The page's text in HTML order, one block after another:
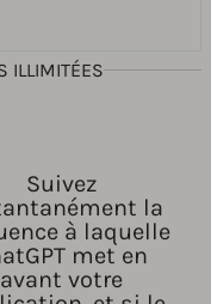
ILLIMITÉES
Suivez
la
à laquelle
met en
avant votre